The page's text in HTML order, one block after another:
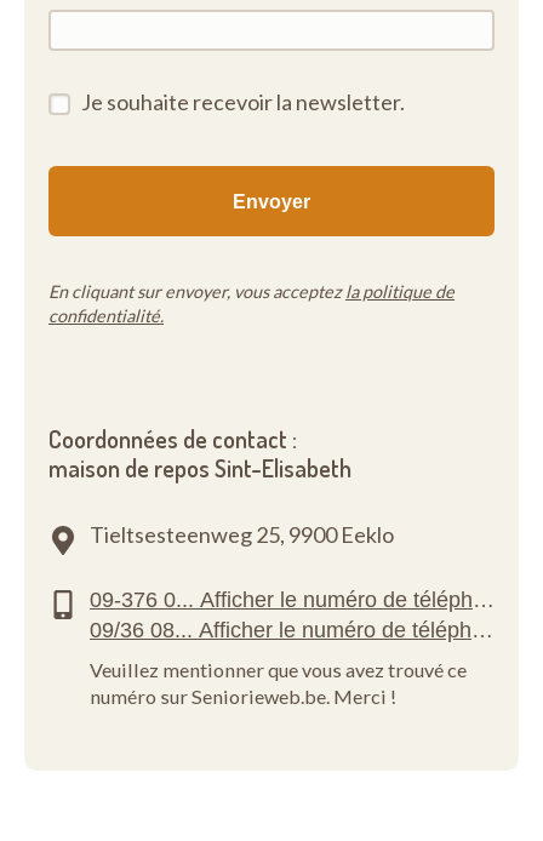
Je souhaite recevoir la newsletter.
En cliquant sur envoyer, vous acceptezla politique de
confidentialité.
Coordonnées de contact :
maison de repos Sint-Elisabeth
Tieltsesteenweg 25, 9900 Eeklo
Veuillez mentionner que vous avez trouvé ce
numéro sur Seniorieweb.be. Merci !